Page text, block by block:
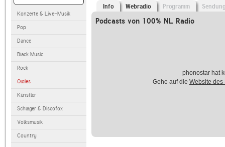
Konzerte & Live-Musik
Pop
Dance
Black Music
Rock
Oldies
Künstler
Schlager & Discofox
Volksmusik
Country
Info Webradio Programm
Podcasts von 100% NL Radio
phonostar hat
Gehe auf die Website des